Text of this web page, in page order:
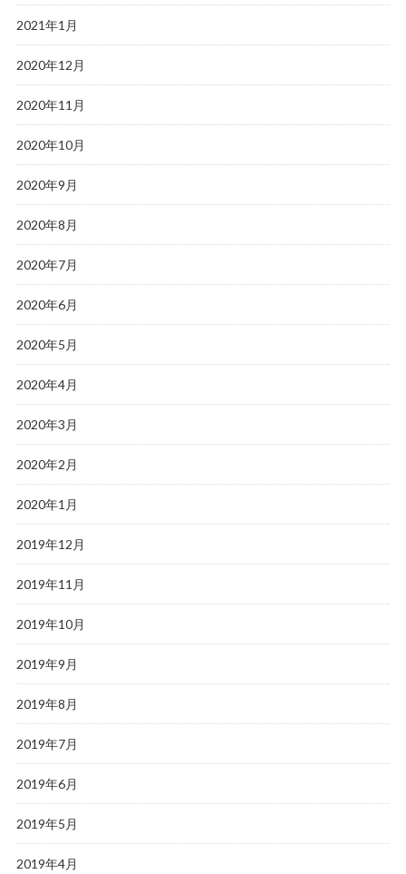
2021年1月
2020年12月
2020年11月
2020年10月
2020年9月
2020年8月
2020年7月
2020年6月
2020年5月
2020年4月
2020年3月
2020年2月
2020年1月
2019年12月
2019年11月
2019年10月
2019年9月
2019年8月
2019年7月
2019年6月
2019年5月
2019年4月